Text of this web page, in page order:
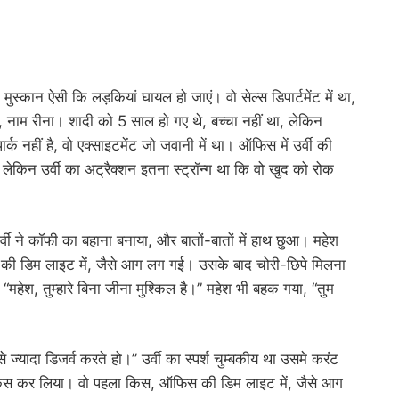
ऐसी कि लड़कियां घायल हो जाएं। वो सेल्स डिपार्टमेंट में था,
रीना। शादी को 5 साल हो गए थे, बच्चा नहीं था, लेकिन
नहीं है, वो एक्साइटमेंट जो जवानी में था। ऑफिस में उर्वी की
उर्वी का अट्रैक्शन इतना स्ट्रॉन्ग था कि वो खुद को रोक
ने कॉफी का बहाना बनाया, और बातों-बातों में हाथ छुआ। महेश
डिम लाइट में, जैसे आग लग गई। उसके बाद चोरी-छिपे मिलना
तुम्हारे बिना जीना मुश्किल है।” महेश भी बहक गया, “तुम
डिजर्व करते हो।” उर्वी का स्पर्श चुम्बकीय था उसमे करंट
कर लिया। वो पहला किस, ऑफिस की डिम लाइट में, जैसे आग